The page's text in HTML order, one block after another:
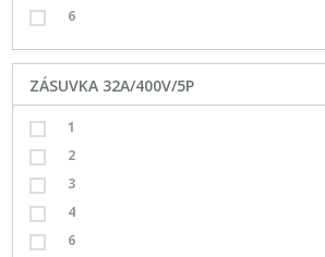
6
ZÁSUVKA 32A/400V/5P
1
2
3
4
6